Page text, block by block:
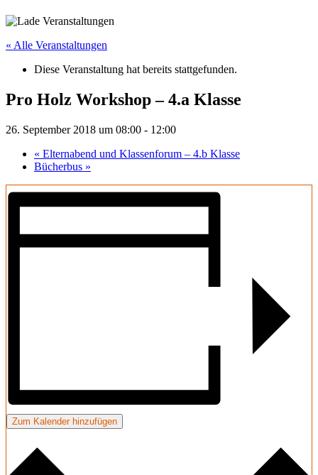
« Alle Veranstaltungen
Diese Veranstaltung hat bereits stattgefunden.
Pro Holz Workshop – 4.a Klasse
26. September 2018 um 08:00 - 12:00
« Elternabend und Klassenforum – 4.b Klasse
Bücherbus »
Zum Kalender hinzufügen